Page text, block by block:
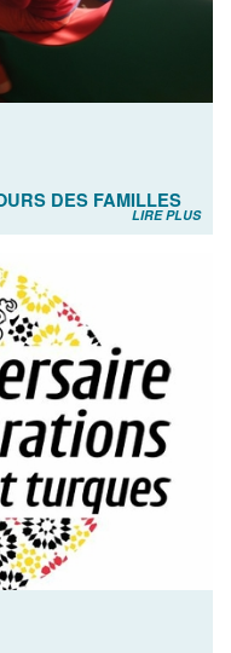
DES FAMILLES
LIRE PLUS